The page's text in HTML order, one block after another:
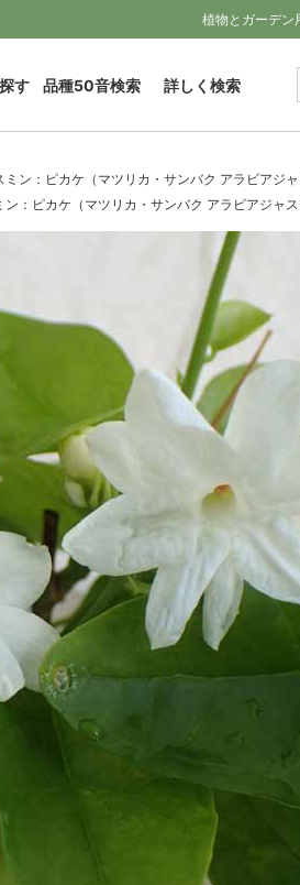
植物とガーデ
す 品種50音検索 詳しく検索
ミン：ピカケ（マツリカ・サンバク アラビアジ
ン：ピカケ（マツリカ・サンバク アラビアジャ